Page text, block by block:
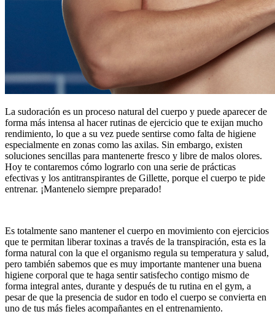
La sudoración es un proceso natural del cuerpo y puede aparecer de
forma más intensa al hacer rutinas de ejercicio que te exijan mucho
rendimiento, lo que a su vez puede sentirse como falta de higiene
especialmente en zonas como las axilas. Sin embargo, existen
soluciones sencillas para mantenerte fresco y libre de malos olores.
Hoy te contaremos cómo lograrlo con una serie de prácticas
efectivas y los antitranspirantes de Gillette, porque el cuerpo te pide
entrenar. ¡Mantenelo siempre preparado!
Es totalmente sano mantener el cuerpo en movimiento con ejercicios
que te permitan liberar toxinas a través de la transpiración, esta es la
forma natural con la que el organismo regula su temperatura y salud,
pero también sabemos que es muy importante mantener una buena
higiene corporal que te haga sentir satisfecho contigo mismo de
forma integral antes, durante y después de tu rutina en el gym, a
pesar de que la presencia de sudor en todo el cuerpo se convierta en
uno de tus más fieles acompañantes en el entrenamiento.